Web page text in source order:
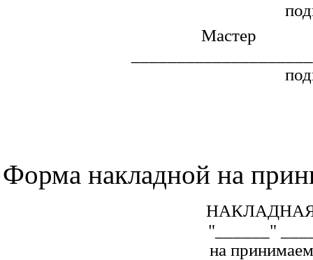
Мастер
Форма накладной на
НАКЛАДНАЯ
"______"
на